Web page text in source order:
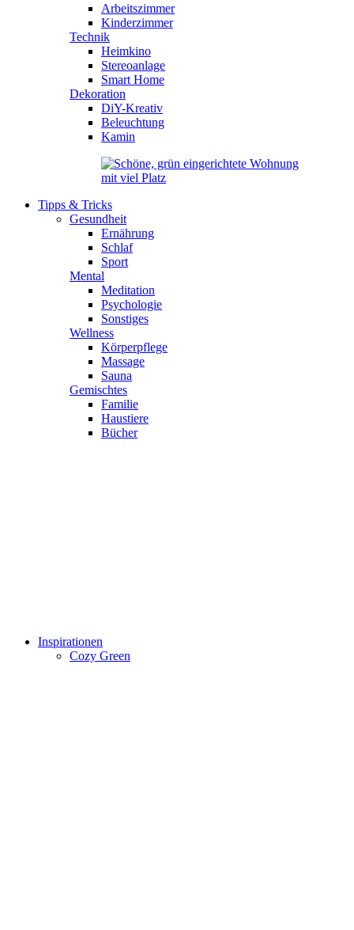
Arbeitszimmer
Kinderzimmer
Technik
Heimkino
Stereoanlage
Smart Home
Dekoration
DiY-Kreativ
Beleuchtung
Kamin
Tipps & Tricks
Gesundheit
Ernährung
Schlaf
Sport
Mental
Meditation
Psychologie
Sonstiges
Wellness
Körperpflege
Massage
Sauna
Gemischtes
Familie
Haustiere
Bücher
Inspirationen
Cozy Green